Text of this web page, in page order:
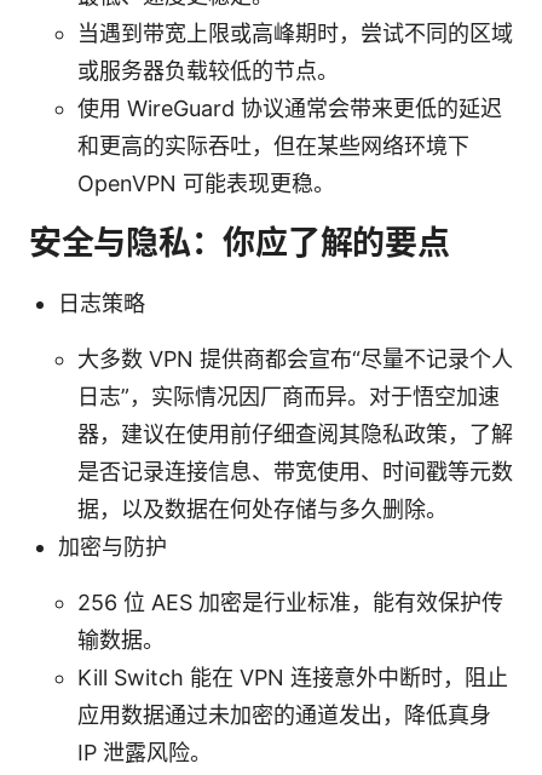
当遇到带宽上限或高峰期时，尝试不同的区域
或服务器负载较低的节点。
使用 WireGuard 协议通常会带来更低的延迟
和更高的实际吞吐，但在某些网络环境下
OpenVPN 可能表现更稳。
安全与隐私：你应了解的要点
日志策略
大多数 VPN 提供商都会宣布“尽量不记录个人
日志”，实际情况因厂商而异。对于悟空加速
器，建议在使用前仔细查阅其隐私政策，了解
是否记录连接信息、带宽使用、时间戳等元数
据，以及数据在何处存储与多久删除。
加密与防护
256 位 AES 加密是行业标准，能有效保护传
输数据。
Kill Switch 能在 VPN 连接意外中断时，阻止
应用数据通过未加密的通道发出，降低真身
IP 泄露风险。